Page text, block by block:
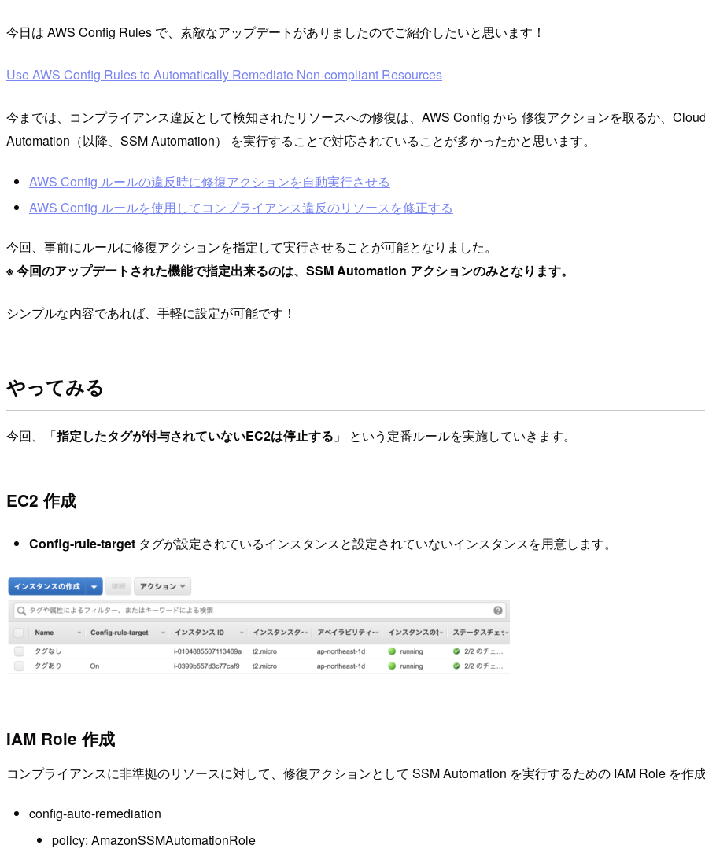
今日は AWS Config Rules で、素敵なアップデートがありましたのでご紹介したいと思います！
Use AWS Config Rules to Automatically Remediate Non-compliant Resources
今までは、コンプライアンス違反として検知されたリソースへの修復は、AWS Config から 修復アクションを取るか、
Automation（以降、SSM Automation） を実行することで対応されていることが多かったかと思います。
AWS Config ルールの違反時に修復アクションを自動実行させる
AWS Config ルールを使用してコンプライアンス違反のリソースを修正する
今回、事前にルールに修復アクションを指定して実行させることが可能となりました。
※ 今回のアップデートされた機能で指定出来るのは、SSM Automation アクションのみとなります。
シンプルな内容であれば、手軽に設定が可能です！
やってみる
今回、「指定したタグが付与されていないEC2は停止する 」 という定番ルールを実施していきます。
EC2 作成
Config-rule-targetタグが設定されているインスタンスと設定されていないインスタンスを用意します。
IAM Role 作成
コンプライアンスに非準拠のリソースに対して、修復アクションとして SSM Automation を実行するための IAM Role を作成
config-auto-remediation
policy: AmazonSSMAutomationRole